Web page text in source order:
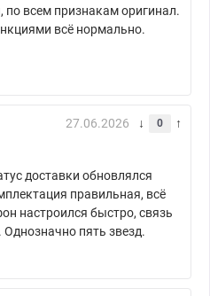
по всем признакам оригинал.
всё нормально.
27.06.2026 0
доставки обновлялся
правильная, всё
настроился быстро, связь
пять звезд.